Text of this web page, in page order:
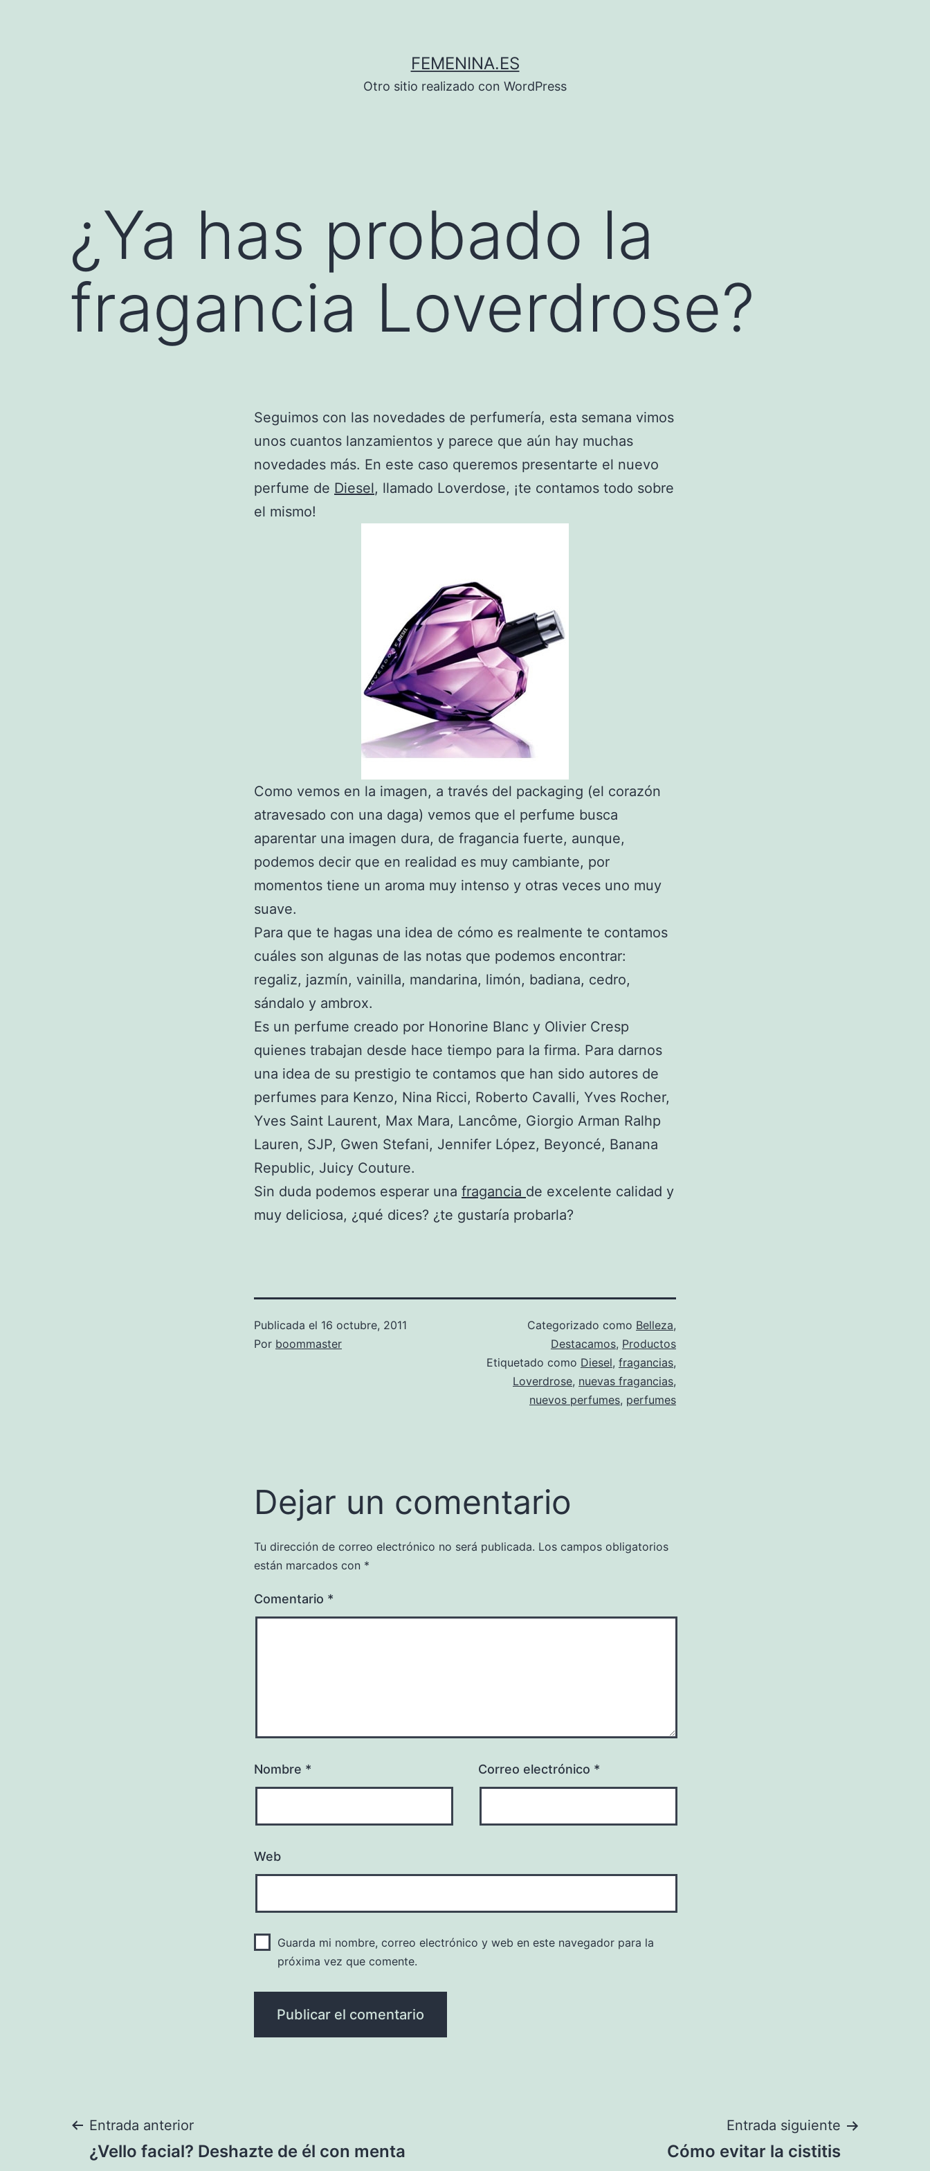
FEMENINA.ES
Otro sitio realizado con WordPress
¿Ya has probado la
fragancia Loverdrose?
Seguimos con las novedades de perfumería, esta semana vimos
unos cuantos lanzamientos y parece que aún hay muchas
novedades más. En este caso queremos presentarte el nuevo
perfume de Diesel, llamado Loverdose, ¡te contamos todo sobre
el mismo!
Como vemos en la imagen, a través del packaging (el corazón
atravesado con una daga) vemos que el perfume busca
aparentar una imagen dura, de fragancia fuerte, aunque,
podemos decir que en realidad es muy cambiante, por
momentos tiene un aroma muy intenso y otras veces uno muy
suave.
Para que te hagas una idea de cómo es realmente te contamos
cuáles son algunas de las notas que podemos encontrar:
regaliz, jazmín, vainilla, mandarina, limón, badiana, cedro,
sándalo y ambrox.
Es un perfume creado por Honorine Blanc y Olivier Cresp
quienes trabajan desde hace tiempo para la firma. Para darnos
una idea de su prestigio te contamos que han sido autores de
perfumes para Kenzo, Nina Ricci, Roberto Cavalli, Yves Rocher,
Yves Saint Laurent, Max Mara, Lancôme, Giorgio Arman Ralhp
Lauren, SJP, Gwen Stefani, Jennifer López, Beyoncé, Banana
Republic, Juicy Couture.
Sin duda podemos esperar una fragancia de excelente calidad y
muy deliciosa, ¿qué dices? ¿te gustaría probarla?
Publicada el 16 octubre, 2011
Por boommaster
Categorizado como Belleza,
Destacamos, Productos
Etiquetado como Diesel, fragancias,
Loverdrose, nuevas fragancias,
nuevos perfumes, perfumes
Dejar un comentario
Tu dirección de correo electrónico no será publicada. Los campos obligatorios
están marcados con *
Comentario *
Nombre * Correo electrónico *
Web
Guarda mi nombre, correo electrónico y web en este navegador para la
próxima vez que comente.
Navegación
Entrada anterior
¿Vello facial? Deshazte de él con menta
Entrada siguiente
Cómo evitar la cistitis